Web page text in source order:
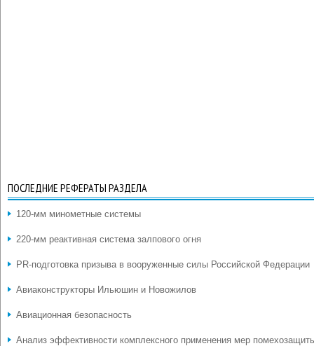
ПОСЛЕДНИЕ РЕФЕРАТЫ РАЗДЕЛА
120-мм минометные системы
220-мм реактивная система залпового огня
PR-подготовка призыва в вооруженные силы Российской Федерации
Авиаконструкторы Ильюшин и Новожилов
Авиационная безопасность
Анализ эффективности комплексного применения мер